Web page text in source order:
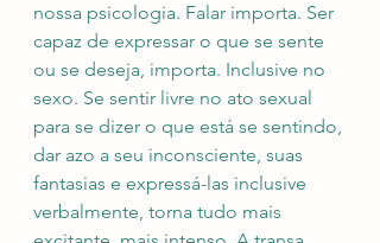
nossa psicologia. Falar importa. Ser
capaz de expressar o que se sente
ou se deseja, importa. Inclusive no
sexo. Se sentir livre no ato sexual
para se dizer o que está se sentindo,
dar azo a seu inconsciente, suas
fantasias e expressá-las inclusive
verbalmente, torna tudo mais